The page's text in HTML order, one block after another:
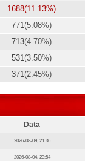
1688(11.13%)
771(5.08%)
713(4.70%)
531(3.50%)
371(2.45%)
Data
2026-08-09, 21:36
2026-08-04, 23:54